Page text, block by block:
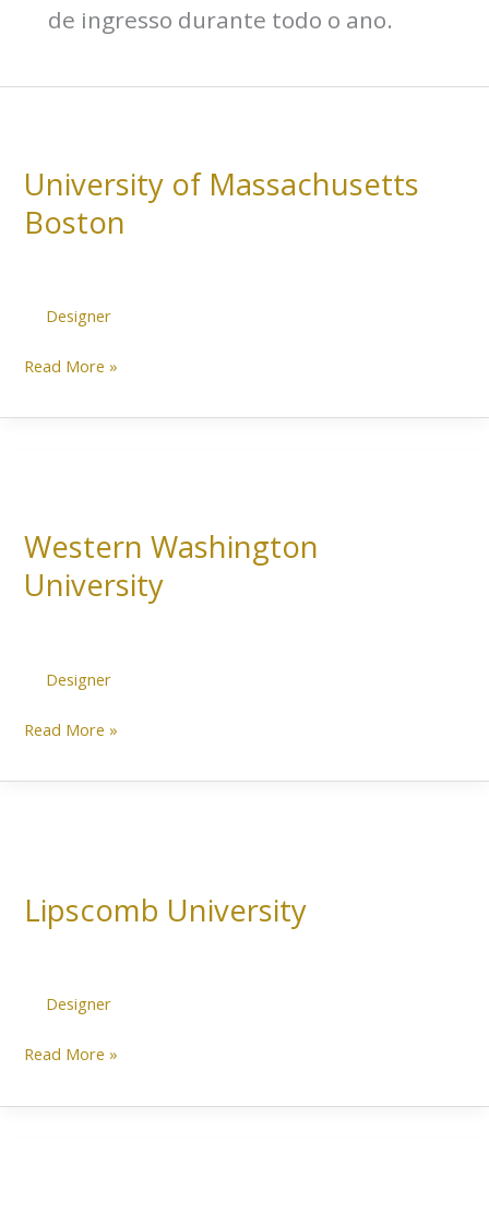
de ingresso durante todo o ano.
University of Massachusetts
Boston
Designer
Massachusetts
Boston
Read More »
Western Washington
University
Designer
University
Read More »
Lipscomb University
Designer
Read More »